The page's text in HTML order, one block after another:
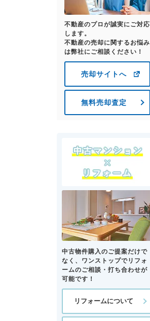
不動産のプロが誠実にご対応
します。
不動産の売却に関するお悩み
は弊社にご相談ください！
売却サイトへ
無料売却査定
中古物件購入のご提案だけで
なく、ワンストップでリフォ
ームのご相談・打ち合わせが
可能です！
リフォームについて